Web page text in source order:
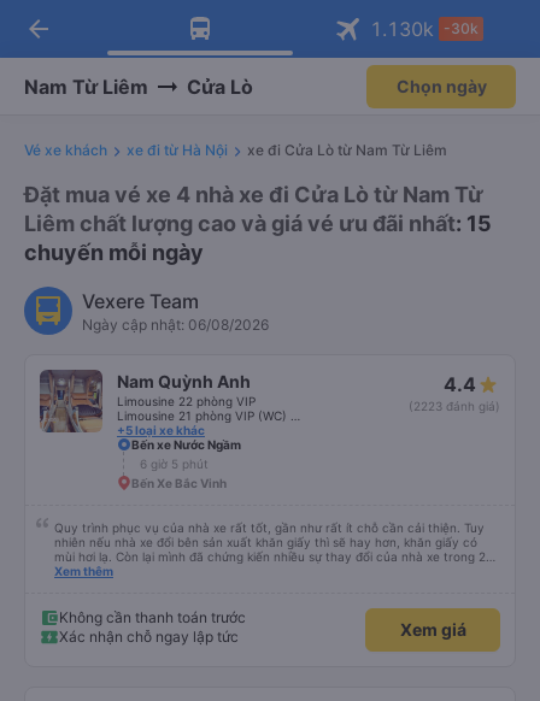
Tải app Vexere ngay!
Nhận ưu đãi thành viên độc
Mở app
Tải app Vexere
-30k/ghế khi đặt vé máy bay qua
Mở app
arrow_back 1.130k -30k
Nam Từ Liêm Cửa Lò Chọn ngày
Vé xe khách xe đi từ Hà Nội xe đi Cửa Lò từ Nam Từ Liêm
Đặt mua vé xe 4 nhà xe đi Cửa Lò từ Nam Từ
Liêm chất lượng cao và giá vé ưu đãi nhất: 15
chuyến mỗi ngày
Vexere Team
Ngày cập nhật: 06/08/2026
Nam Quỳnh Anh
Limousine 22 phòng VIP
+5 loại xe khác
4.4
(2223 đánh giá)
Bến xe Nước Ngầm
6 giờ 5 phút
Bến Xe Bắc Vinh
Quy trình phục vụ của nhà xe rất tốt, gần như rất ít chỗ cần cải thiện. Tuy
nhiên nếu nhà xe đổi bên sản xuất khăn giấy thì sẽ hay hơn, khăn giấy có
mùi hơi lạ. Còn lại mình đã chứng kiến nhiều sự thay đổi của nhà xe trong 2
tháng vừa rồi: tài xế và phụ xe ngày càng thân thiện, quy trình phục vụ rõ
Xem thêm
Không cần thanh toán trước
Xác nhận chỗ ngay lập tức
Xem giá